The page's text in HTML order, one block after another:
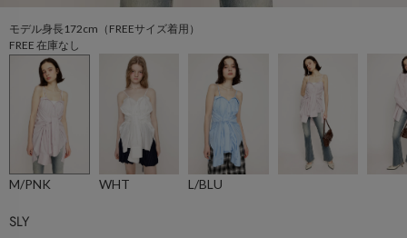
モデル身長172cm（FREEサイズ着用）
FREE 在庫なし
M/PNK WHT L/BLU
SLY